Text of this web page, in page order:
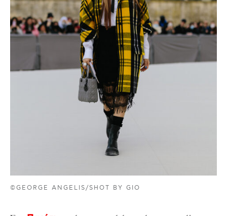
©GEORGE ANGELIS/SHOT BY GIO